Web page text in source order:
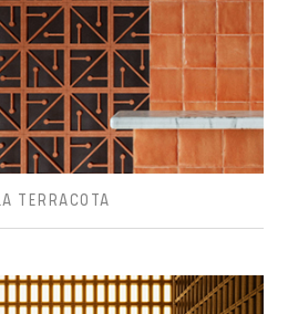
TERRACOTA